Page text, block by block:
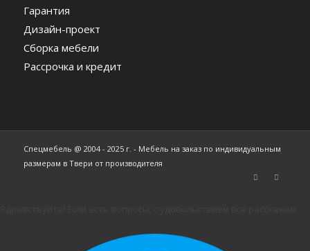
Гарантия
Дизайн-проект
Сборка мебели
Рассрочка и кредит
Спецмебель @ 2004 - 2025 г. - Мебель на заказ по индивидуальным
размерам в Твери от производителя